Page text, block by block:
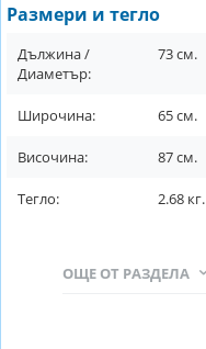
Размери и тегло
Дължина /
Диаметър:
73см.
Широчина: 65см.
Височина: 87см.
Тегло: 2.68 кг.
ОЩЕ ОТ РАЗДЕЛА